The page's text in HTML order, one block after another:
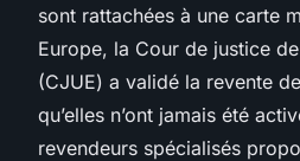
sont rattachées à une carte
Europe, la Cour de justice
(CJUE) a validé la revente
qu’elles n’ont jamais été
revendeurs spécialisés